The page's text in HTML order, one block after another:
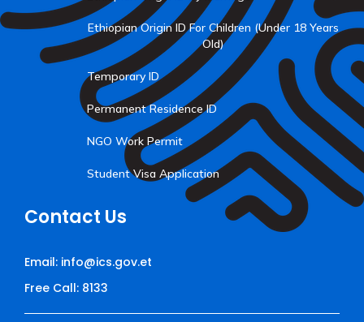
Ethiopian Origin ID For Children (Under 18 Years
Old)
Temporary ID
Permanent Residence ID
NGO Work Permit
Student Visa Application
Contact Us
Email: info@ics.gov.et
Free Call: 8133